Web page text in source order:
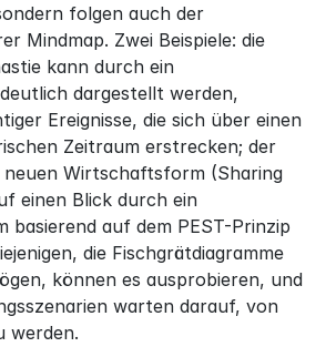
folgen auch der
Mindmap. Zwei Beispiele: die
kann durch ein
dargestellt werden,
Ereignisse, die sich über einen
Zeitraum erstrecken; der
Wirtschaftsform (Sharing
einen Blick durch ein
basierend auf dem PEST-Prinzip
die Fischgrätdiagramme
können es ausprobieren, und
warten darauf, von
werden.